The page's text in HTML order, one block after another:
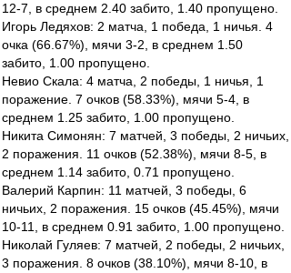
12-7, в среднем 2.40 забито, 1.40 пропущено.
Игорь Ледяхов: 2 матча, 1 победа, 1 ничья. 4
очка (66.67%), мячи 3-2, в среднем 1.50
забито, 1.00 пропущено.
Невио Скала: 4 матча, 2 победы, 1 ничья, 1
поражение. 7 очков (58.33%), мячи 5-4, в
среднем 1.25 забито, 1.00 пропущено.
Никита Симонян: 7 матчей, 3 победы, 2 ничьих,
2 поражения. 11 очков (52.38%), мячи 8-5, в
среднем 1.14 забито, 0.71 пропущено.
Валерий Карпин: 11 матчей, 3 победы, 6
ничьих, 2 поражения. 15 очков (45.45%), мячи
10-11, в среднем 0.91 забито, 1.00 пропущено.
Николай Гуляев: 7 матчей, 2 победы, 2 ничьих,
3 поражения. 8 очков (38.10%), мячи 8-10, в